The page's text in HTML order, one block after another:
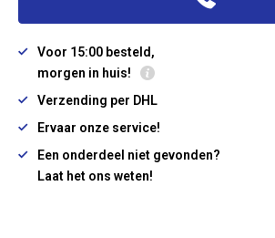
Voor 15:00 besteld,
morgen in huis!
Verzending per DHL
Ervaar onze service!
Een onderdeel niet gevonden?
Laat het ons weten!